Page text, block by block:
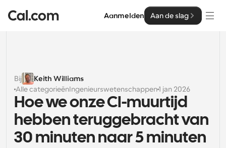
Aanmelden Aan de slag
Oplossingen
Op teamgrootte
Voor individuen
Persoonlijke planning eenvoudig gemaakt
Enterprise
Bij
Keith Williams
Alle categorieënIngenieurswetenschappen1 jan 2026
Hoe we onze CI-muurtijd
hebben teruggebracht van
30 minuten naar 5 minuten